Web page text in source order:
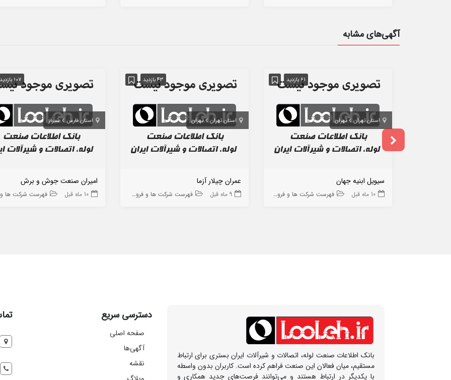
آگهی‌های مشابه
61 بازدید
استان تهران تهران
سیویل ابنیه جهان
10 ماه قبل فهرست شرکت ها و فروشگاه ها
43 بازدید
استان تهران تهران
عمران چیلار آزما
9 ماه قبل فهرست شرکت ها و فروشگاه ها
107 بازدید
استان فارس شیراز
امیران صنعت جوش و برش
10 ماه قبل فهرست شرکت ها و
بانک اطلاعات صنعت لوله، اتصالات و شیرآلات ایران بستری برای ارتباط
مستقیم، میان فعالان این صنعت فراهم کرده است. کاربران بدون واسطه
با یکدیگر در ارتباط هستند و می‌توانند فرصت‌های جدید همکاری و
دسترسی سریع
صفحه اصلی
آگهی‌ها
نقشه